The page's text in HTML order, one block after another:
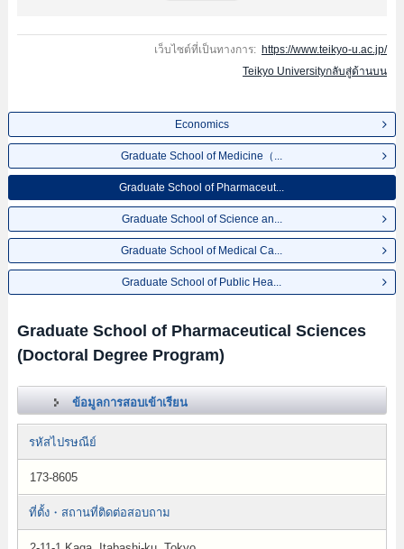
เว็บไซต์ที่เป็นทางการ: https://www.teikyo-u.ac.jp/
Teikyo Universityกลับสู่ด้านบน
Economics
Graduate School of Medicine（...
Graduate School of Pharmaceut...
Graduate School of Science an...
Graduate School of Medical Ca...
Graduate School of Public Hea...
Graduate School of Pharmaceutical Sciences
(Doctoral Degree Program)
ข้อมูลการสอบเข้าเรียน
รหัสไปรษณีย์
173-8605
ที่ตั้ง・สถานที่ติดต่อสอบถาม